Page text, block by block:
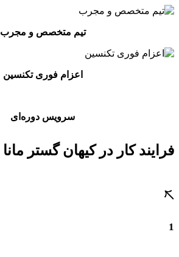
تیم متخصص و مجرب
اعزام فوری تکنسین
سرویس دوره‌ای
فرایند کار در کیهان گستر مانا
1